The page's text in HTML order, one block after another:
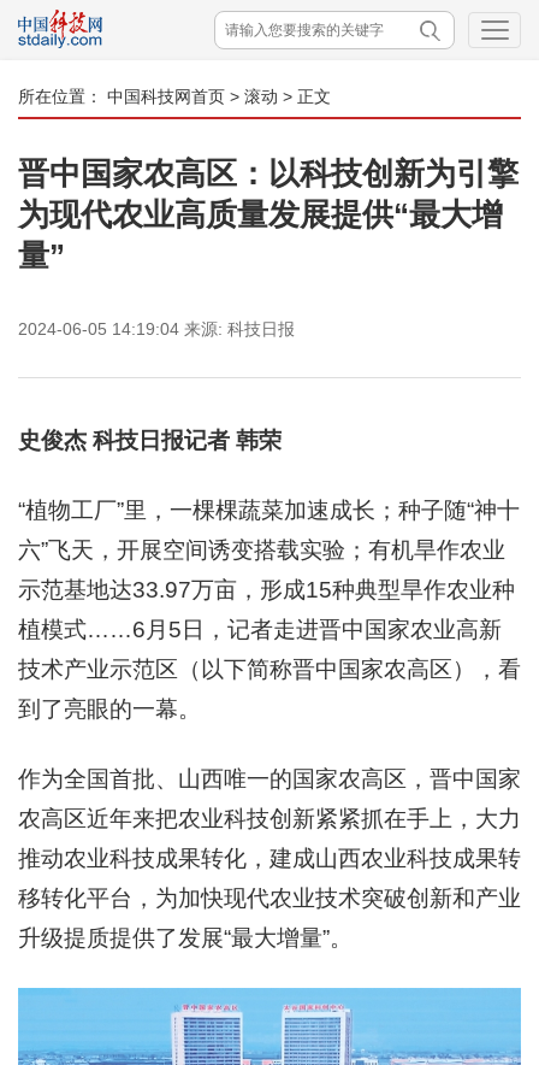
所在位置： 中国科技网首页 > 滚动 > 正文
晋中国家农高区：以科技创新为引擎
为现代农业高质量发展提供“最大增
量”
2024-06-05 14:19:04 来源: 科技日报
史俊杰 科技日报记者 韩荣
“植物工厂”里，一棵棵蔬菜加速成长；种子随“神十
六”飞天，开展空间诱变搭载实验；有机旱作农业
示范基地达33.97万亩，形成15种典型旱作农业种
植模式……6月5日，记者走进晋中国家农业高新
技术产业示范区（以下简称晋中国家农高区），看
到了亮眼的一幕。
作为全国首批、山西唯一的国家农高区，晋中国家
农高区近年来把农业科技创新紧紧抓在手上，大力
推动农业科技成果转化，建成山西农业科技成果转
移转化平台，为加快现代农业技术突破创新和产业
升级提质提供了发展“最大增量”。